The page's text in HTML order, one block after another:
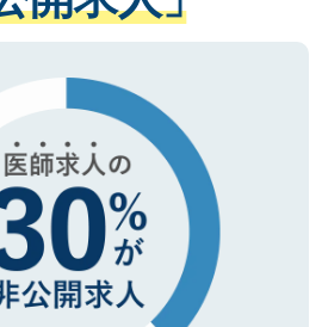
いた個人情報は、SSL（デー
に関してもご安心ください。
長期的なサポートが可能です
ご登録ください。